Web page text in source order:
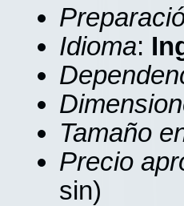
Idioma:
Tamaño
Precio
sin)